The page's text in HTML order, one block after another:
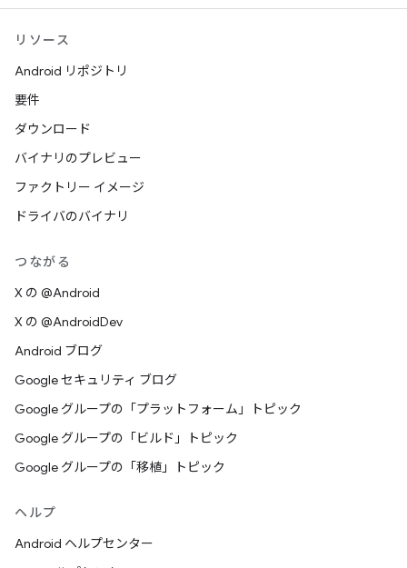
リソース
Android リポジトリ
要件
ダウンロード
バイナリのプレビュー
ファクトリー イメージ
ドライバのバイナリ
つながる
X の @Android
X の @AndroidDev
Android ブログ
Google セキュリティ ブログ
Google グループの「プラットフォーム」トピック
Google グループの「ビルド」トピック
Google グループの「移植」トピック
ヘルプ
Android ヘルプセンター